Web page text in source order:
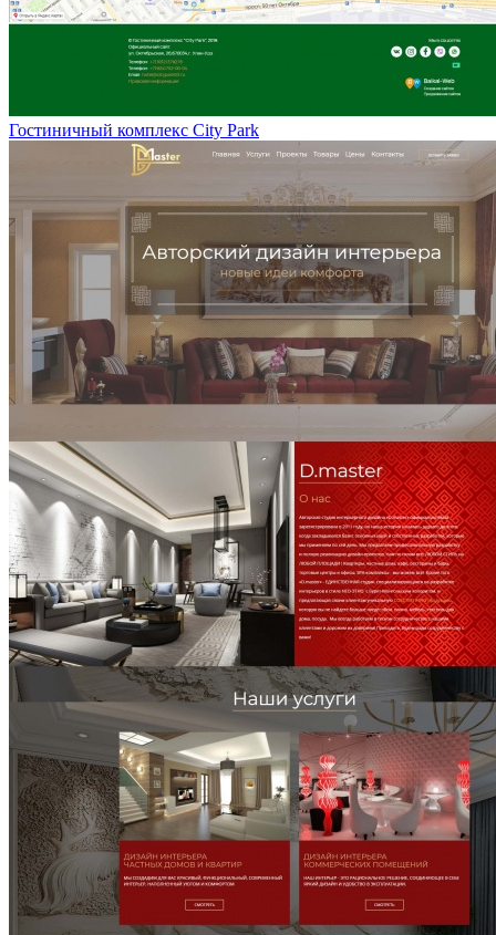
Гостиничный комплекс City Park